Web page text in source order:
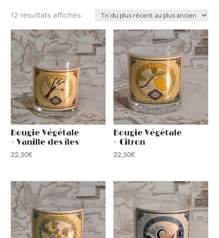
12 résultats affichés
plus
récent
au
plus
ancien
Bougie Végétale
– Vanille des îles
22,50€
Bougie Végétale
– Citron
22,50€